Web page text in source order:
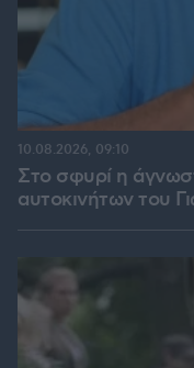
Στο σφυρί η
αυτοκινήτων του
10.08.2026, 09:10